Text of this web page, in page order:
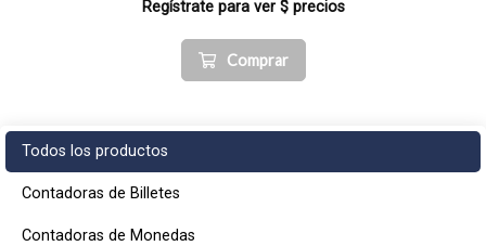
Todos los productos
Contadoras de Billetes
Contadoras de Monedas
Regístrate para ver $ precios
Comprar